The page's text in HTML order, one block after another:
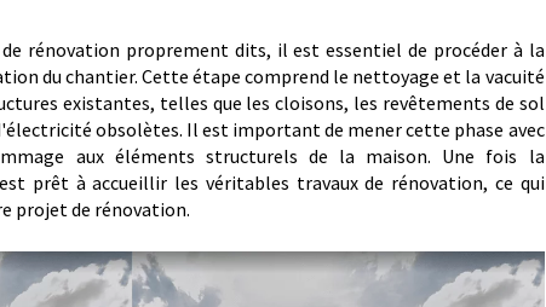
rénovation proprement dits, il est essentiel de procéder à la
du chantier. Cette étape comprend le nettoyage et la vacuité
existantes, telles que les cloisons, les revêtements de sol
obsolètes. Il est important de mener cette phase avec
aux éléments structurels de la maison. Une fois la
prêt à accueillir les véritables travaux de rénovation, ce qui
projet de rénovation.